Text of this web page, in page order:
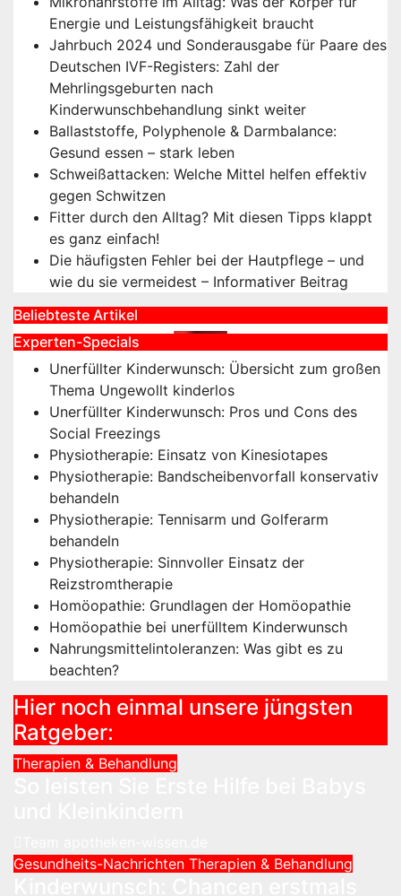
Energie und Leistungsfähigkeit braucht
Jahrbuch 2024 und Sonderausgabe für Paare des
Deutschen IVF-Registers: Zahl der
Mehrlingsgeburten nach
Kinderwunschbehandlung sinkt weiter
Ballaststoffe, Polyphenole & Darmbalance:
Gesund essen – stark leben
Schweißattacken: Welche Mittel helfen effektiv
gegen Schwitzen
Fitter durch den Alltag? Mit diesen Tipps klappt
es ganz einfach!
Die häufigsten Fehler bei der Hautpflege – und
wie du sie vermeidest – Informativer Beitrag
Beliebteste Artikel
Experten-Specials
Unerfüllter Kinderwunsch: Übersicht zum großen
Thema Ungewollt kinderlos
Unerfüllter Kinderwunsch: Pros und Cons des
Social Freezings
Physiotherapie: Einsatz von Kinesiotapes
Physiotherapie: Bandscheibenvorfall konservativ
behandeln
Physiotherapie: Tennisarm und Golferarm
behandeln
Physiotherapie: Sinnvoller Einsatz der
Reizstromtherapie
Homöopathie: Grundlagen der Homöopathie
Homöopathie bei unerfülltem Kinderwunsch
Nahrungsmittelintoleranzen: Was gibt es zu
beachten?
Hier noch einmal unsere jüngsten
Ratgeber:
Therapien & Behandlung
Gesundheits-Nachrichten Therapien & Behandlung